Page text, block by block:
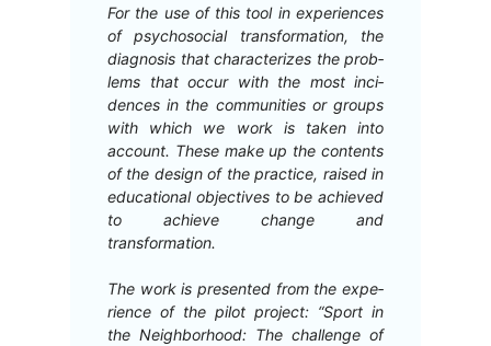
For the use of this tool in expe­ri­ences
of psy­choso­cial trans­for­ma­tion, the
diag­no­sis that char­ac­ter­izes the prob­
lems that occur with the most inci­
dences in the com­mu­ni­ties or groups
with which we work is tak­en into
account. These make up the con­tents
of the design of the prac­tice, raised in
edu­ca­tion­al objec­tives to be achieved
to achieve change and
transformation.
The work is pre­sent­ed from the expe­
ri­ence of the pilot project: “Sport in
the Neigh­bor­hood: The chal­lenge of